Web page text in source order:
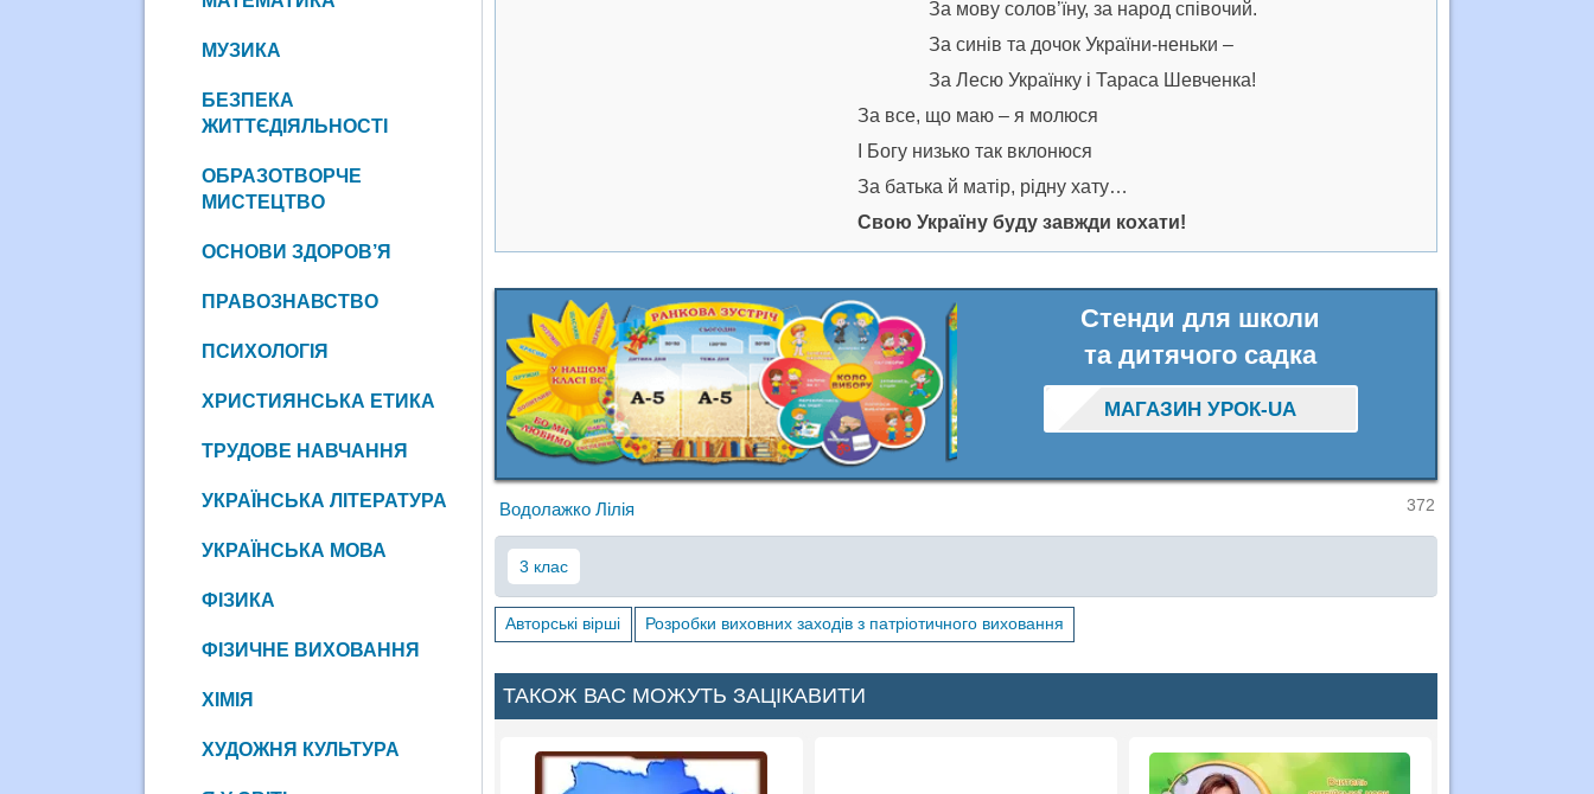
За мову солов’їну, за народ співочий.
За синів та дочок України-неньки –
За Лесю Українку і Тараса Шевченка!
За все, що маю – я молюся
І Богу низько так вклонюся
За батька й матір, рідну хату…
Свою Україну буду завжди кохати!
Стенди для школи
та дитячого садка
МАГАЗИН УРОК-UA
Водолажко Лілія 372
3 клас
Авторські вірші Розробки виховних заходів з патріотичного виховання
ТАКОЖ ВАС МОЖУТЬ ЗАЦІКАВИТИ
МУЗИКА
БЕЗПЕКА
ЖИТТЄДІЯЛЬНОСТІ
ОБРАЗОТВОРЧЕ
МИСТЕЦТВО
ОСНОВИ ЗДОРОВ’Я
ПРАВОЗНАВСТВО
ПСИХОЛОГІЯ
ХРИСТИЯНСЬКА ЕТИКА
ТРУДОВЕ НАВЧАННЯ
УКРАЇНСЬКА ЛІТЕРАТУРА
УКРАЇНСЬКА МОВА
ФІЗИКА
ФІЗИЧНЕ ВИХОВАННЯ
ХІМІЯ
ХУДОЖНЯ КУЛЬТУРА